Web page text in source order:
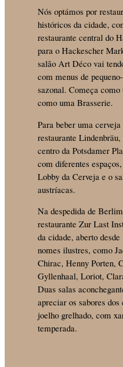
Nós optámos por
históricos da cidade,
restaurante central do
para o Hackescher
salão Art Déco vai
com menus de
sazonal. Começa
como uma Brasserie.
Para beber uma
restaurante
centro da Potsdamer
com diferentes
Lobby da Cerveja e o
austríacas.
Na despedida de
restaurante Zur Last
da cidade, aberto
nomes ilustres, como
Chirac, Henny Porten,
Gyllenhaal, Loriot,
Duas salas
apreciar os sabores
joelho grelhado, com
temperada.